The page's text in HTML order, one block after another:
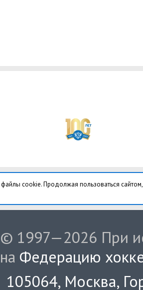
cookie. Продолжая пользоваться
© 1997—2026 При
на Федерацию
105064, Москва,